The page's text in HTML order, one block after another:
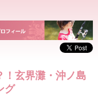
！玄界灘・沖ノ島
グ